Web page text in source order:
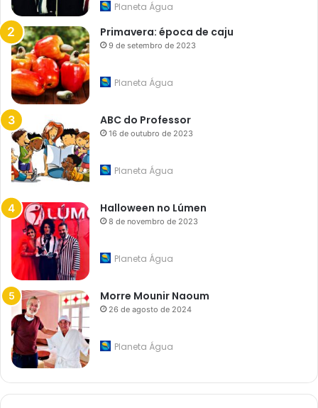
Planeta Água
Primavera: época de caju
9 de setembro de 2023
Planeta Água
ABC do Professor
16 de outubro de 2023
Planeta Água
Halloween no Lúmen
8 de novembro de 2023
Planeta Água
Morre Mounir Naoum
26 de agosto de 2024
Planeta Água